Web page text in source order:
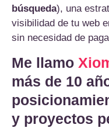
búsqueda), una
visibilidad de tu web
sin necesidad de
Me llamo
más de 10
y proyectos